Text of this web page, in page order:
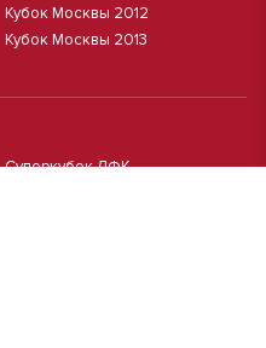
Кубок Москвы 2012
Кубок Москвы 2013
Суперкубок ЛФК